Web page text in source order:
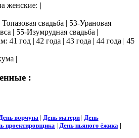
женские: |
свадьба | 53-Урановая
| 55-Изумрудная свадьба |
41 год | 42 года | 43 года | 44 года | 45
|
:
ворчуна | День матери | День
проектировщика | День пьяного ёжика |